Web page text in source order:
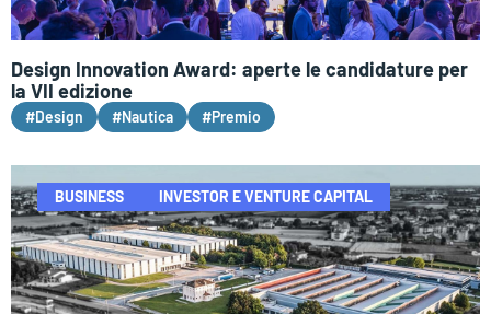
Design Innovation Award: aperte le candidature per
la VII edizione
#Design #Nautica #Premio
BUSINESS INVESTOR E VENTURE CAPITAL